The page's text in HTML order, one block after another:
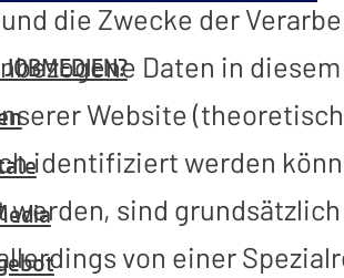
die Zwecke der
Daten in
Website
identifiziert werden
werden, sind
von einer